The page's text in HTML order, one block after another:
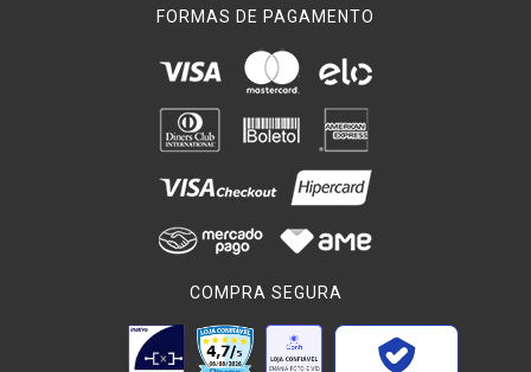
FORMAS DE PAGAMENTO
COMPRA SEGURA